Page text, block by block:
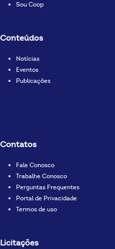
Sou Coop
Conteúdos
Notícias
Eventos
Publicações
Contatos
Fale Conosco
Trabalhe Conosco
Perguntas Frequentes
Portal de Privacidade
Termos de uso
Licitações